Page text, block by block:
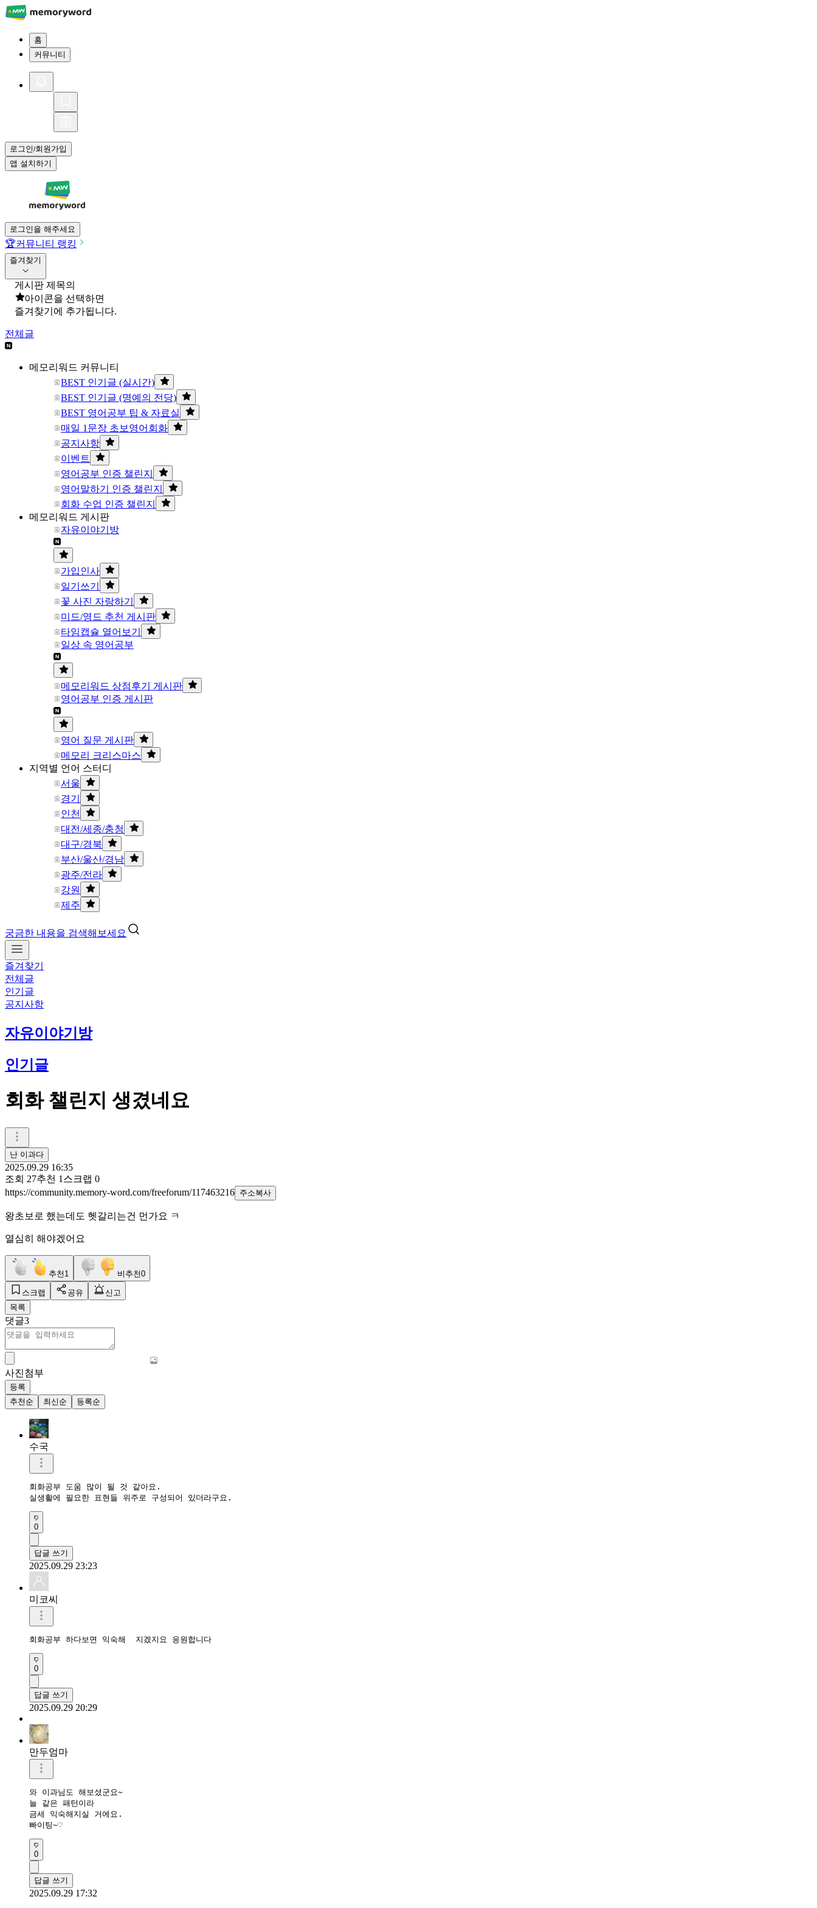
홈
커뮤니티
로그인/회원가입
앱 설치하기
로그인을 해주세요
🏆커뮤니티 랭킹
즐겨찾기
게시판 제목의
아이콘을 선택하면
즐겨찾기에 추가됩니다.
전체글
메모리워드 커뮤니티
BEST 인기글 (실시간)
BEST 인기글 (명예의 전당)
BEST 영어공부 팁 & 자료실
매일 1문장 초보영어회화
공지사항
이벤트
영어공부 인증 챌린지
영어말하기 인증 챌린지
회화 수업 인증 챌린지
메모리워드 게시판
자유이야기방
가입인사
일기쓰기
꽃 사진 자랑하기
미드/영드 추천 게시판
타임캡슐 열어보기
일상 속 영어공부
메모리워드 상점후기 게시판
영어공부 인증 게시판
영어 질문 게시판
메모리 크리스마스
지역별 언어 스터디
서울
경기
인천
대전/세종/충청
대구/경북
부산/울산/경남
광주/전라
강원
제주
궁금한 내용을 검색해보세요
즐겨찾기
전체글
인기글
공지사항
자유이야기방
인기글
회화 챌린지 생겼네요
난 이과다
2025.09.29 16:35
조회 27추천 1 스크랩 0
https://community.memory-word.com/freeforum/117463216 주소복사
왕초보로 했는데도 헷갈리는건 먼가요 ㅋ
열심히 해야겠어요
추천 1 비추천0
스크랩 공유
신고
목록
댓글3
사진첨부
등록
추천순
최신순 등록순
수국
회화공부 도움 많이 될 것 같아요.
실생활에 필요한 표현들 위주로 구성되어 있더라구요.
0
답글 쓰기
2025.09.29 23:23
미코씨
회화공부 하다보면 익숙해  지겠지요 응원합니다
0
답글 쓰기
2025.09.29 20:29
만두엄마
와 이과님도 해보셨군요~
늘 같은 패턴이라
금세 익숙해지실 거에요.
빠이팅~♡
0
답글 쓰기
2025.09.29 17:32